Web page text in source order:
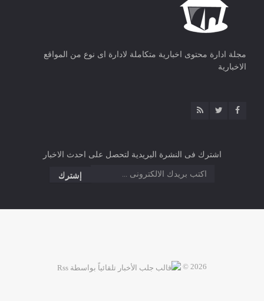
مجلة ادارة محتوى اخبارية متكاملة لادارة اى نوع من المواقع
الاخبارية
اشترك فى النشرة البريدية لتحصل على احدث الاخبار
2026 ©